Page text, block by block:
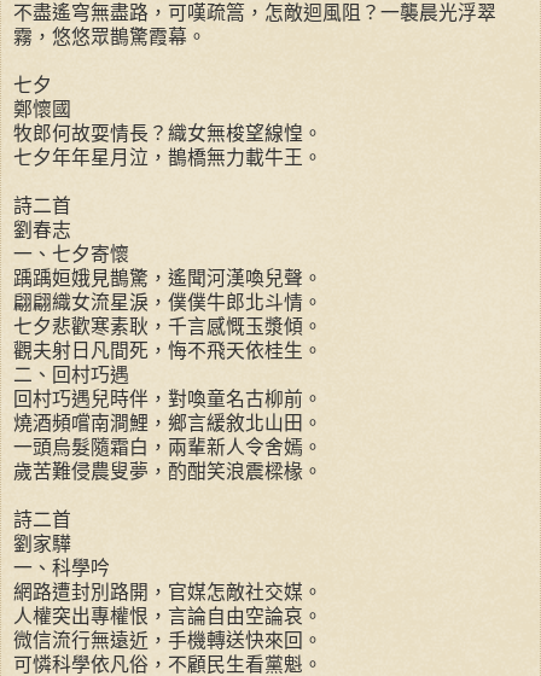
不盡遙穹無盡路，可嘆疏篙，怎敵迴風阻？一襲晨光浮翠
霧，悠悠眾鵲驚霞幕。
七夕
鄭懷國
牧郎何故耍情長？織女無梭望線惶。
七夕年年星月泣，鵲橋無力載牛王。
詩二首
劉春志
一、七夕寄懷
踽踽姮娥見鵲驚，遙聞河漢喚兒聲。
翩翩織女流星淚，僕僕牛郎北斗情。
七夕悲歡寒素耿，千言感慨玉漿傾。
觀夫射日凡間死，悔不飛天依桂生。
二、回村巧遇
回村巧遇兒時伴，對喚童名古柳前。
燒酒頻嚐南澗鯉，鄉言緩敘北山田。
一頭烏髮隨霜白，兩輩新人令舍嫣。
歲苦難侵農叟夢，酌酣笑浪震樑椽。
詩二首
劉家驊
一、科學吟
網路遭封別路開，官媒怎敵社交媒。
人權突出專權恨，言論自由空論哀。
微信流行無遠近，手機轉送快來回。
可憐科學依凡俗，不顧民生看黨魁。